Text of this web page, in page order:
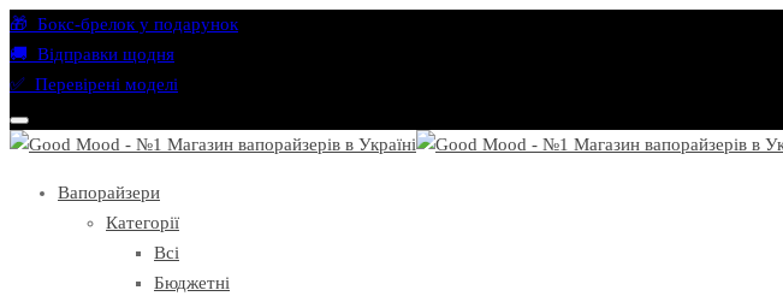
🎁 Бокс-брелок у подарунок
🚚 Відправки щодня
✅ Перевірені моделі
Вапорайзери
Категорії
Всі
Бюджетні